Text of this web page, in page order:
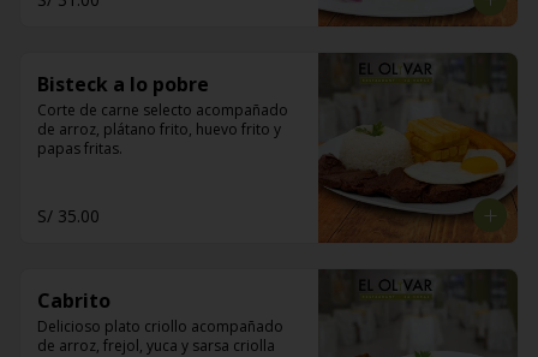
Bisteck a lo pobre
Corte de carne selecto acompañado
de arroz, plátano frito, huevo frito y
papas fritas.
S/ 35.00
Cabrito
Delicioso plato criollo acompañado
de arroz, frejol, yuca y sarsa criolla